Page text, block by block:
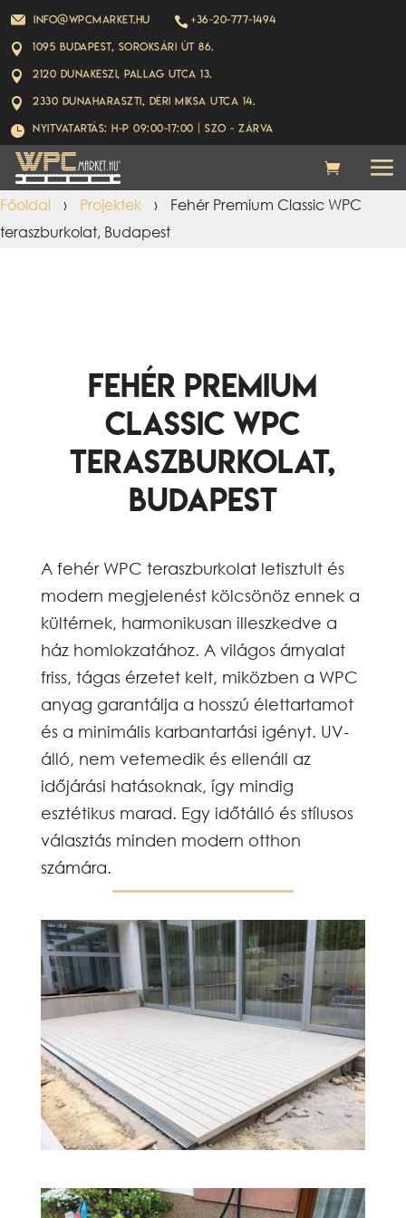
info@wpcmarket.hu  +36-20-777-1494
 1095 Budapest, Soroksári út 86.
 2120 Dunakeszi, Pallag utca 13.
 2330 Dunaharaszti, Déri Miksa utca 14.
 Nyitvatartás: H-P 09:00-17:00 | Szo - ZÁRVA
Főoldal › Projektek ›
Fehér Premium Classic WPC
teraszburkolat, Budapest
Fehér Premium
Classic WPC
teraszburkolat,
Budapest
A fehér WPC teraszburkolat letisztult és
modern megjelenést kölcsönöz ennek a
kültérnek, harmonikusan illeszkedve a
ház homlokzatához. A világos árnyalat
friss, tágas érzetet kelt, miközben a WPC
anyag garantálja a hosszú élettartamot
és a minimális karbantartási igényt. UV-
álló, nem vetemedik és ellenáll az
időjárási hatásoknak, így mindig
esztétikus marad. Egy időtálló és stílusos
választás minden modern otthon
számára.